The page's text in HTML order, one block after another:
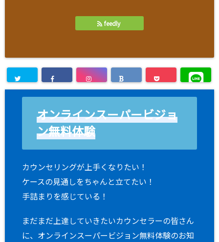
feedly
オンラインスーパービジョ
ン無料体験
カウンセリングが上手くなりたい！
ケースの見通しをちゃんと立てたい！
手詰まりを感じている！
まだまだ上達していきたいカウンセラーの皆さん
に、オンラインスーパービジョン無料体験のお知